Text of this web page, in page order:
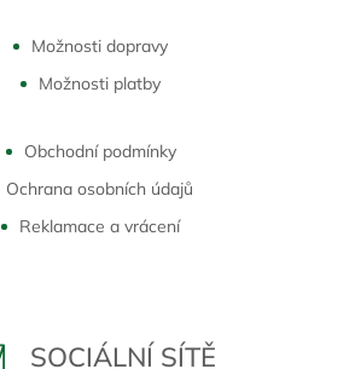
Možnosti dopravy
Možnosti platby
Obchodní podmínky
Ochrana osobních údajů
Reklamace a vrácení
SOCIÁLNÍ SÍTĚ